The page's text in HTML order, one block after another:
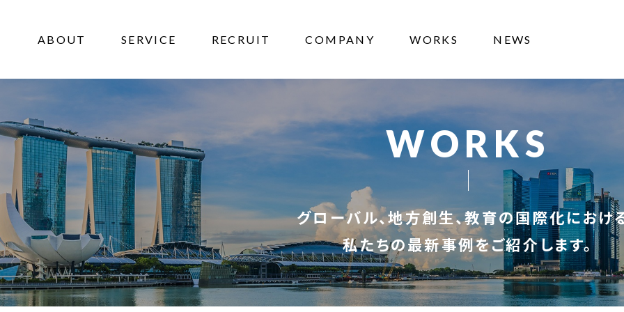
ABOUT SERVICE RECRUIT COMPANY WORKS NEWS
WORKS
グローバル、地方創生、教育の国際化におけ
私たちの最新事例をご紹介します。